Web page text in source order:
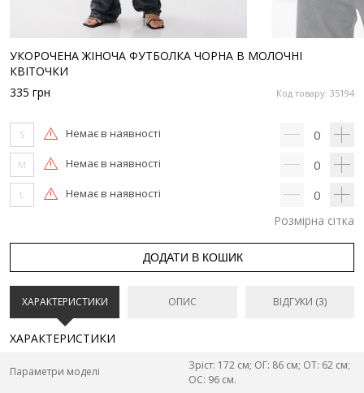
УКОРОЧЕНА ЖІНОЧА ФУТБОЛКА ЧОРНА В МОЛОЧНІ
КВІТОЧКИ
Код товару: 35194
335 грн
S Немає в наявності 0
M Немає в наявності 0
L Немає в наявності 0
Розмірна сітка
ДОДАТИ В КОШИК
ХАРАКТЕРИСТИКИ ОПИС ВІДГУКИ (3)
ХАРАКТЕРИСТИКИ
Параметри моделі
Зріст: 172 см; ОГ: 86 см; ОТ: 62 см;
ОС: 96 см.